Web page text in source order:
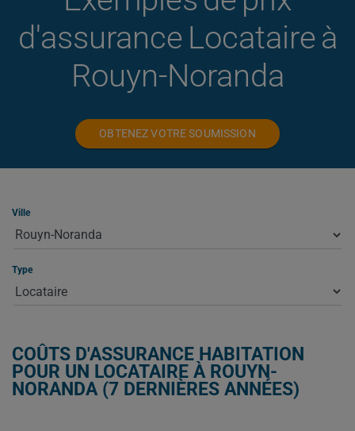
d'assurance Locataire à
Rouyn-Noranda
OBTENEZ VOTRE SOUMISSION
Ville
Type
COÛTS D'ASSURANCE HABITATION
POUR UN LOCATAIRE À ROUYN-
NORANDA (7 DERNIÈRES ANNÉES)